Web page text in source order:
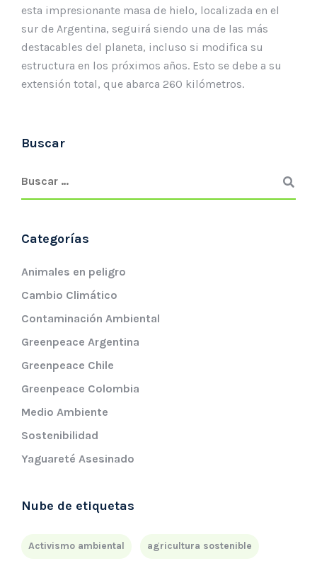
esta impresionante masa de hielo, localizada en el
sur de Argentina, seguirá siendo una de las más
destacables del planeta, incluso si modifica su
estructura en los próximos años. Esto se debe a su
extensión total, que abarca 260 kilómetros.
Buscar
Categorías
Animales en peligro
Cambio Climático
Contaminación Ambiental
Greenpeace Argentina
Greenpeace Chile
Greenpeace Colombia
Medio Ambiente
Sostenibilidad
Yaguareté Asesinado
Nube de etiquetas
Activismo ambiental agricultura sostenible